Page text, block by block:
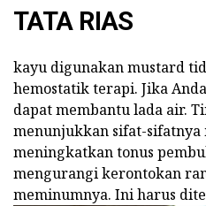
TATA RIAS
kayu digunakan mustard
hemostatik terapi. Jika
dapat membantu lada air.
menunjukkan sifat-sifatnya
meningkatkan tonus
mengurangi kerontokan
meminumnya. Ini harus